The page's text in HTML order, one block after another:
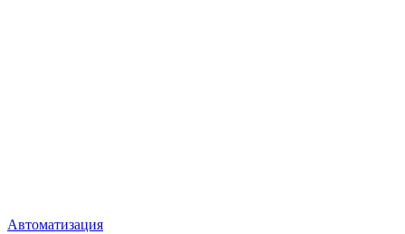
Автоматизация